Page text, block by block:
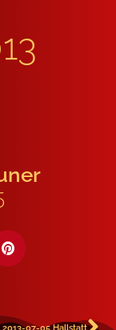
2013-07-05 Hallstatt